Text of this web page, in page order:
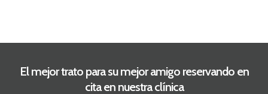
El mejor trato para su mejor amigo reservando en
cita en nuestra clínica